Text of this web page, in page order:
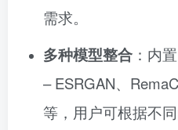
需求。
多种模型整合 ：内
– ESRGAN、
等，用户可根据不